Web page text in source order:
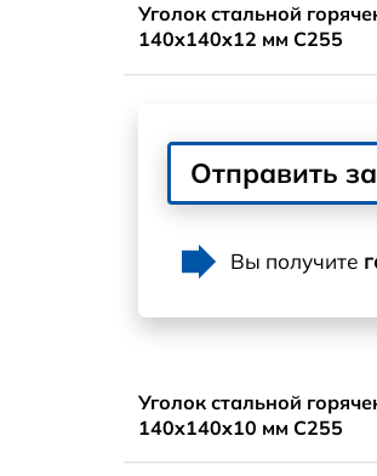
Уголок стальной
140x140x12 мм С255
Отправить
Вы получите
Уголок стальной
140x140x10 мм С255